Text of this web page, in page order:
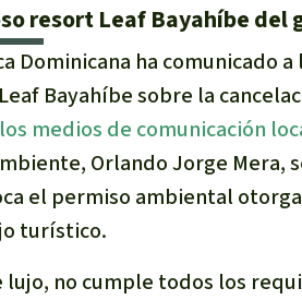
resort Leaf Bayahíbe
Dominicana ha comunicado a
Bayahíbe sobre la
medios de comunicación
Orlando Jorge Mera,
el permiso ambiental
turístico.
lujo, no cumple todos los